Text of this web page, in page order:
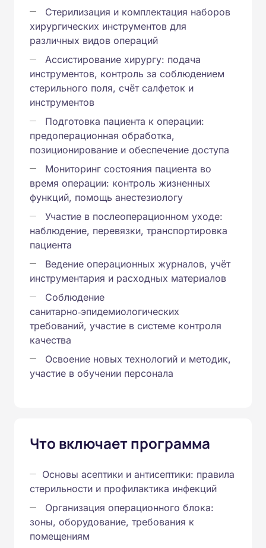
Стерилизация и комплектация наборов
хирургических инструментов для
различных видов операций
Ассистирование хирургу: подача
инструментов, контроль за соблюдением
стерильного поля, счёт салфеток и
инструментов
Подготовка пациента к операции:
предоперационная обработка,
позиционирование и обеспечение доступа
Мониторинг состояния пациента во
время операции: контроль жизненных
функций, помощь анестезиологу
Участие в послеоперационном уходе:
наблюдение, перевязки, транспортировка
пациента
Ведение операционных журналов, учёт
инструментария и расходных материалов
Соблюдение
санитарно‑эпидемиологических
требований, участие в системе контроля
качества
Освоение новых технологий и методик,
участие в обучении персонала
Что включает программа
Основы асептики и антисептики: правила
стерильности и профилактика инфекций
Организация операционного блока:
зоны, оборудование, требования к
помещениям